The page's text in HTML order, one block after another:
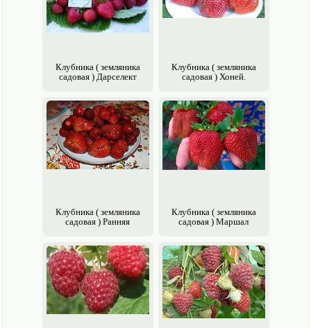
Клубника ( земляника
садовая ) Дарселект
Клубника ( земляника
садовая ) Хоней.
Клубника ( земляника
садовая ) Ранняя
Клубника ( земляника
садовая ) Маршал